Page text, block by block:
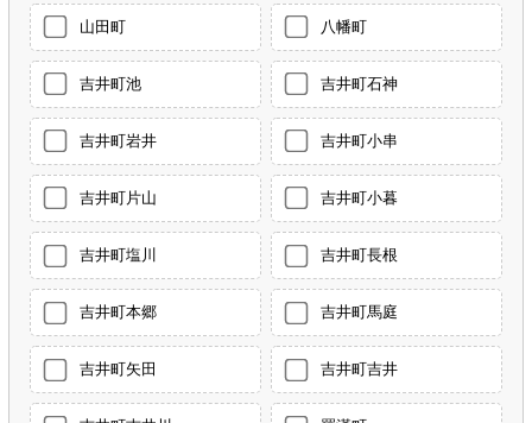
山田町 八幡町
吉井町池 吉井町石神
吉井町岩井 吉井町小串
吉井町片山 吉井町小暮
吉井町塩川 吉井町長根
吉井町本郷 吉井町馬庭
吉井町矢田 吉井町吉井